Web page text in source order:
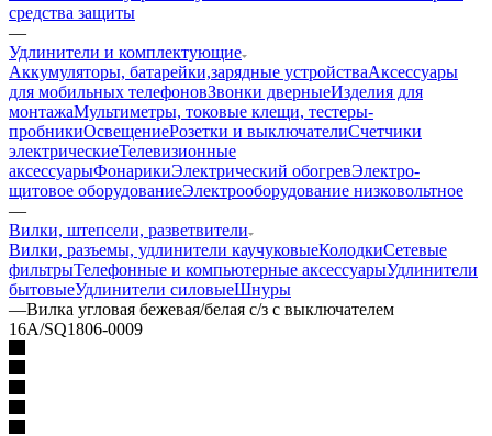
средства защиты
—
Удлинители и комплектующие
Аккумуляторы, батарейки,зарядные устройстваАксессуары
для мобильных телефоновЗвонки дверныеИзделия для
монтажаМультиметры, токовые клещи, тестеры-
пробникиОсвещениеРозетки и выключателиСчетчики
электрическиеТелевизионные
аксессуарыФонарикиЭлектрический обогревЭлектро-
щитовое оборудованиеЭлектрооборудование низковольтное
—
Вилки, штепсели, разветвители
Вилки, разъемы, удлинители каучуковыеКолодкиСетевые
фильтрыТелефонные и компьютерные аксессуарыУдлинители
бытовыеУдлинители силовыеШнуры
—Вилка угловая бежевая/белая с/з с выключателем
16А/SQ1806-0009